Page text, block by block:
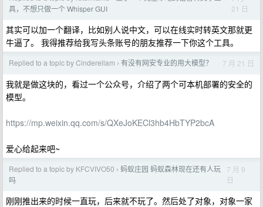
具，不想只做一个 Whisper GUI
21 日
其实可以加一个翻译，比如别人说中文，可以在线实时转英文那就更
牛逼了。 我得推荐给我写头条账号的朋友推荐一下你这个工具。
Replied to a topic by Cinderellam › 有没有网安专业的用大模型？ 7 月 21 日
我就是做这块的，看过一个公众号，介绍了两个可本机部署的安全的
模型。
https://mp.weixin.qq.com/s/QXeJoKECl3hb4HbTYP2bcA
爱心给起来吧~
Replied to a topic by KFCVIVO50 › 蚂蚁庄园 蚂蚁森林现在还有人玩
吗
7 月 9
日
刚刚推出来的时候一直玩，后来就不玩了。然后处了对象，对象一家